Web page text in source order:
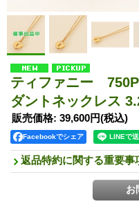
ティファニー
ダントネックレス
販売価格: 39,600円(税込)
Facebookでシェア
返品特約に関する重要事